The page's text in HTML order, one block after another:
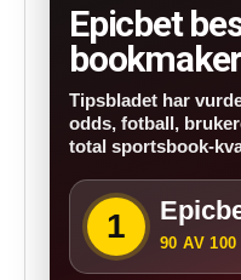
Epicbet
Tipsbladet har
odds, fotball,
total sportsbook-
1 90 AV 100